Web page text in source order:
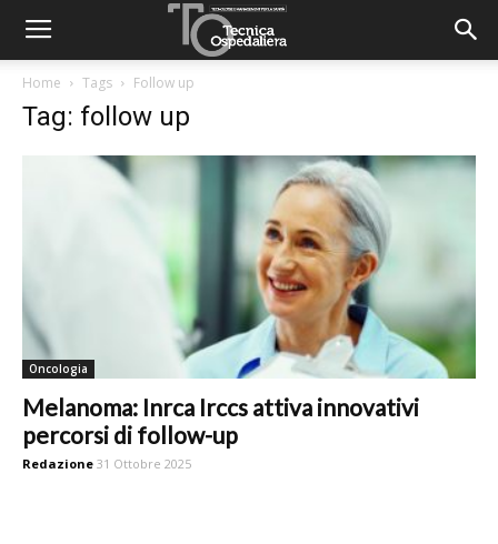
Home Tags Follow up
Tag: follow up
Oncologia
Melanoma: Inrca Irccs attiva innovativi
percorsi di follow-up
Redazione 31 Ottobre 2025